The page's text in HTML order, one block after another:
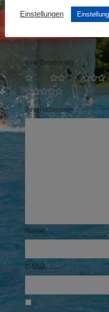
incl. Kinder/
Ihre E-Mail-Adresse wird
Ihre Bewertung *
Ihre Rezension *
Name *
E-Mail *
Name, E-Mail-
Einstellungen